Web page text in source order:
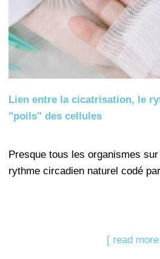
Lien entre la cicatrisation, le
"poils" des cellules
Presque tous les organismes
rythme circadien naturel codé
[ read